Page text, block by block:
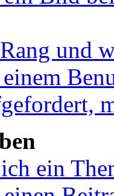
und
ein